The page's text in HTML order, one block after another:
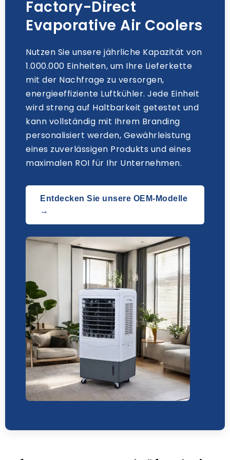
Factory-Direct
Evaporative Air Coolers
Nutzen Sie unsere jährliche Kapazität von
1.000.000 Einheiten, um Ihre Lieferkette
mit der Nachfrage zu versorgen,
energieeffiziente Luftkühler. Jede Einheit
wird streng auf Haltbarkeit getestet und
kann vollständig mit Ihrem Branding
personalisiert werden, Gewährleistung
eines zuverlässigen Produkts und eines
maximalen ROI für Ihr Unternehmen.
Entdecken Sie unsere OEM-Modelle
→